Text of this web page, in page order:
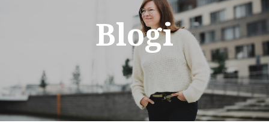
Blogi